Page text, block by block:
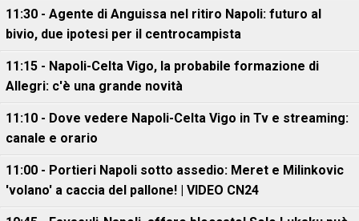
11:30 - Agente di Anguissa nel ritiro Napoli: futuro al
bivio, due ipotesi per il centrocampista
11:15 - Napoli-Celta Vigo, la probabile formazione di
Allegri: c'è una grande novità
11:10 - Dove vedere Napoli-Celta Vigo in Tv e streaming:
canale e orario
11:00 - Portieri Napoli sotto assedio: Meret e Milinkovic
'volano' a caccia del pallone! | VIDEO CN24